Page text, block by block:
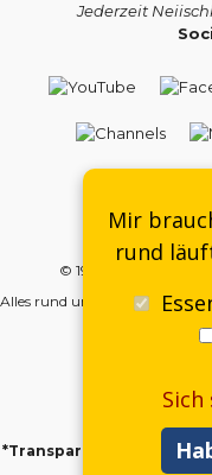
Jederzeit
Kontakt -
© 1998–2026 | SKTC
Alles rund um die Meenzer
*Transparenzhinweis:
von KI
Mir
rund
Sich